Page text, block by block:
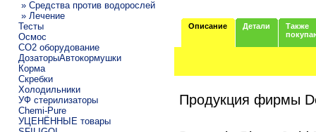
» Средства против водорослей
» Лечение
Тесты
Осмос
CO2 оборудование
ДозаторыАвтокормушки
Корма
Скребки
Холодильники
УФ стерилизаторы
Chemi-Pure
УЦЕНЁННЫЕ товары
Описание Детали
Также
Продукция фирмы